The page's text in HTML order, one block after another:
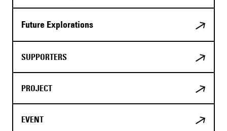
Future Explorations
SUPPORTERS
PROJECT
EVENT